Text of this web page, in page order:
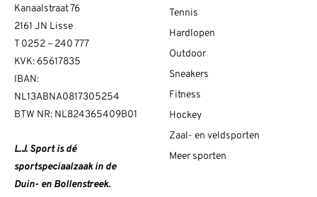
Kanaalstraat 76
2161 JN Lisse
T 0252 – 240 777
KVK: 65617835
IBAN:
NL13ABNA0817305254
BTW NR: NL824365409B01
L.J. Sport is dé
sportspeciaalzaak in de
Duin- en Bollenstreek.
Tennis
Hardlopen
Outdoor
Sneakers
Fitness
Hockey
Zaal- en veldsporten
Meer sporten